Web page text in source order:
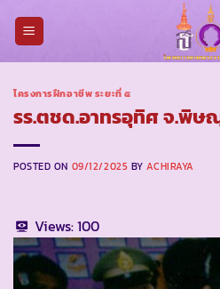
โครงการฝึกอาชีพ ระยะที่ ๕
รร.ตชด.อาทรอุทิศ จ.พิษ
POSTED ON 09/12/2025 BYACHIRAYA
Views:100